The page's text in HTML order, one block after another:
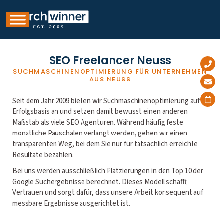
SEO Freelancer Neuss
SUCHMASCHINENOPTIMIERUNG FÜR UNTERNEHMEN
AUS NEUSS
Seit dem Jahr 2009 bieten wir Suchmaschinenoptimierung auf
Erfolgsbasis an und setzen damit bewusst einen anderen
Maßstab als viele SEO Agenturen. Während häufig feste
monatliche Pauschalen verlangt werden, gehen wir einen
transparenten Weg, bei dem Sie nur für tatsächlich erreichte
Resultate bezahlen.
Bei uns werden ausschließlich Platzierungen in den Top 10 der
Google Suchergebnisse berechnet. Dieses Modell schafft
Vertrauen und sorgt dafür, dass unsere Arbeit konsequent auf
messbare Ergebnisse ausgerichtet ist.